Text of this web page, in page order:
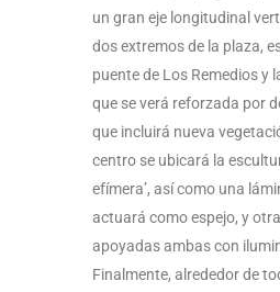
un gran eje longitudinal
dos extremos de la plaza,
puente de Los Remedios y
que se verá reforzada por
que incluirá nueva
centro se ubicará la
efímera’, así como una
actuará como espejo, y
apoyadas ambas con
Finalmente, alrededor de